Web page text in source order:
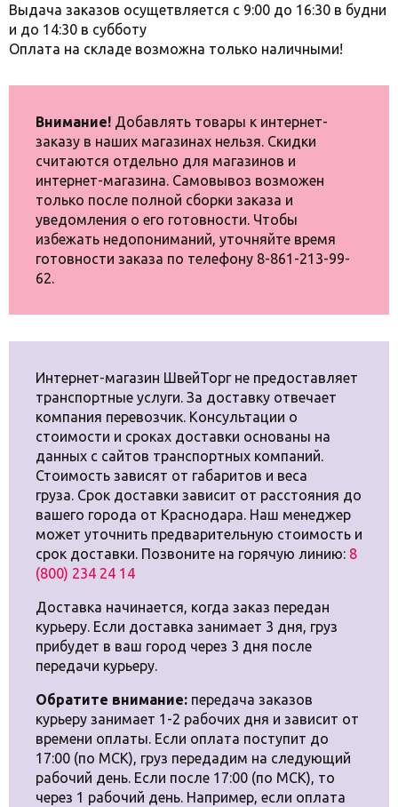
Выдача заказов осущетвляется с 9:00 до 16:30 в будни
и до 14:30 в субботу
Оплата на складе возможна только наличными!
Внимание! Добавлять товары к интернет-
заказу в наших магазинах нельзя. Скидки
считаются отдельно для магазинов и
интернет-магазина. Самовывоз возможен
только после полной сборки заказа и
уведомления о его готовности. Чтобы
избежать недопониманий, уточняйте время
готовности заказа по телефону 8-861-213-99-
62.
Интернет-магазин ШвейТорг не предоставляет
транспортные услуги. За доставку отвечает
компания перевозчик. Консультации о
стоимости и сроках доставки основаны на
данных с сайтов транспортных компаний.
Стоимость зависят от габаритов и веса
груза. Срок доставки зависит от расстояния до
вашего города от Краснодара. Наш менеджер
может уточнить предварительную стоимость и
срок доставки. Позвоните на горячую линию: 8
(800) 234 24 14
Доставка начинается, когда заказ передан
курьеру. Если доставка занимает 3 дня, груз
прибудет в ваш город через 3 дня после
передачи курьеру.
Обратите внимание: передача заказов
курьеру занимает 1-2 рабочих дня и зависит от
времени оплаты. Если оплата поступит до
17:00 (по МСК), груз передадим на следующий
рабочий день. Если после 17:00 (по МСК), то
через 1 рабочий день. Например, если оплата